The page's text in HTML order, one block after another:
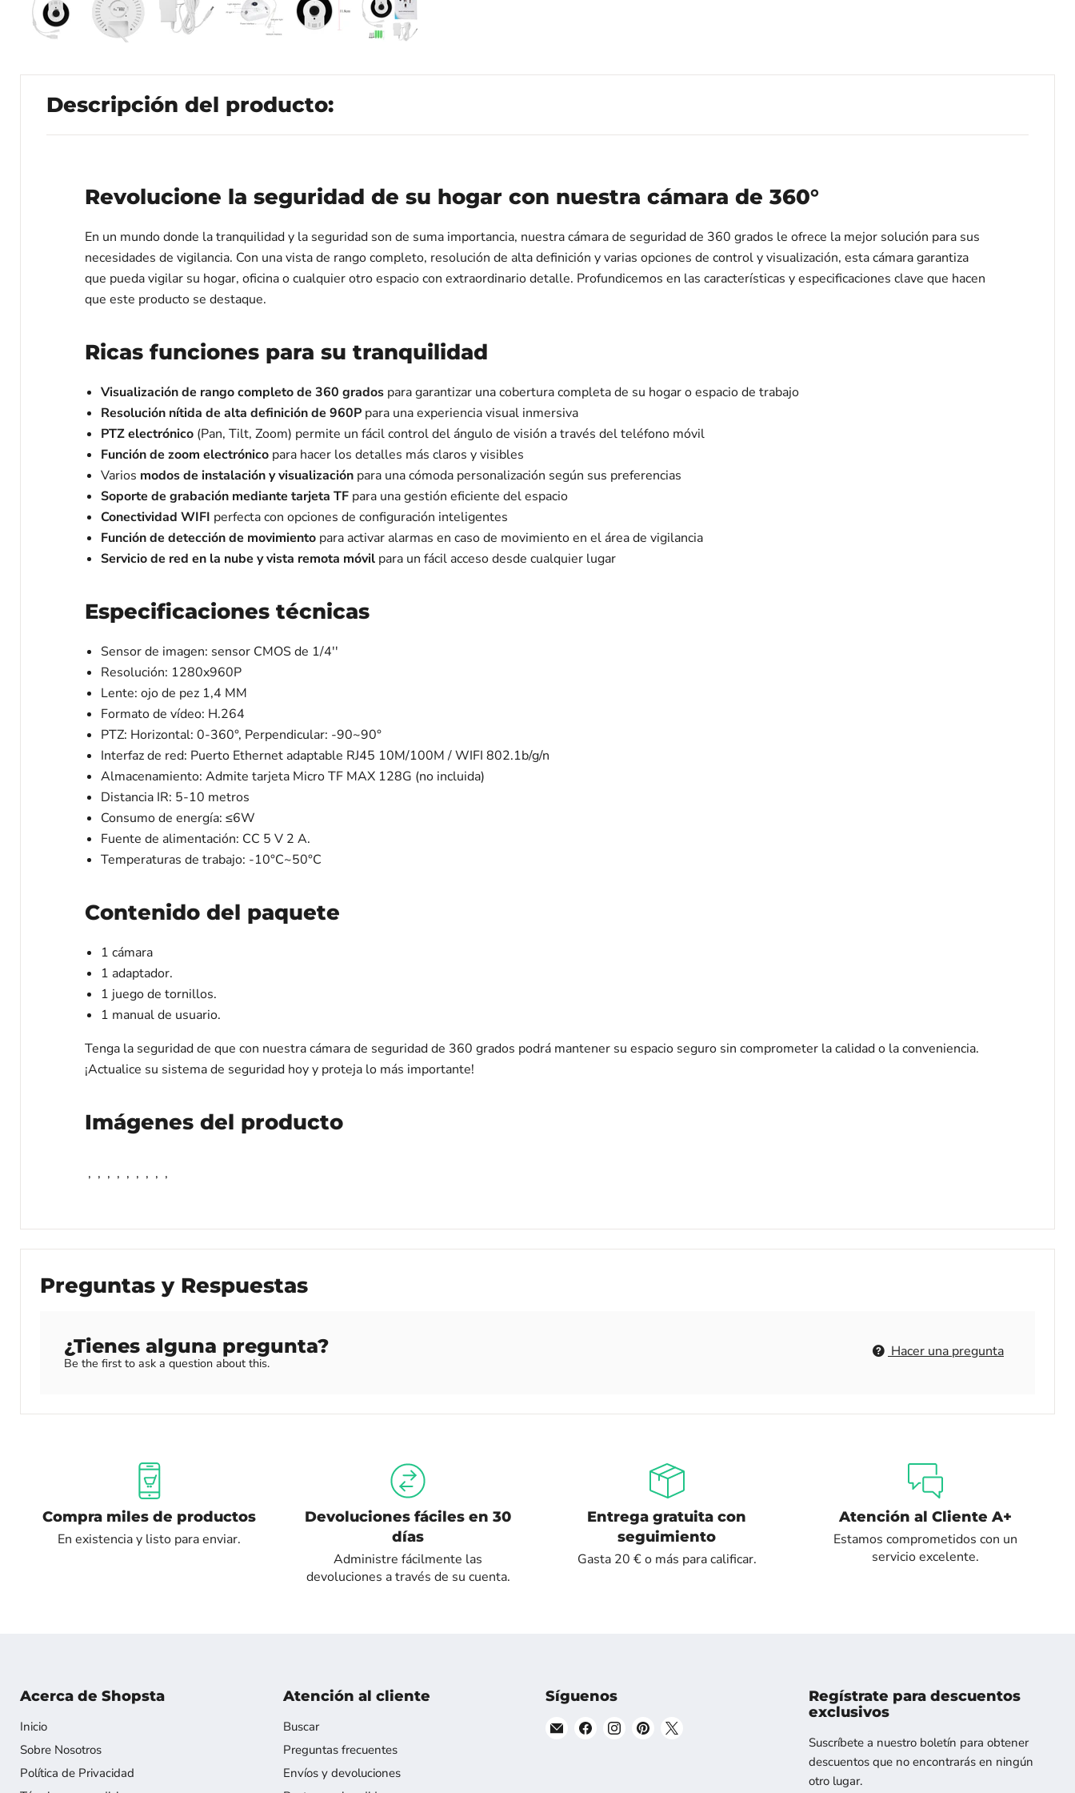
Descripción del producto:
Revolucione la seguridad de su hogar con nuestra cámara de 360°
En un mundo donde la tranquilidad y la seguridad son de suma importancia, nuestra cámara de seguridad de 360 ​​grados le ofrece la mejor solución para sus
necesidades de vigilancia. Con una vista de rango completo, resolución de alta definición y varias opciones de control y visualización, esta cámara garantiza
que pueda vigilar su hogar, oficina o cualquier otro espacio con extraordinario detalle. Profundicemos en las características y especificaciones clave que hacen
que este producto se destaque.
Ricas funciones para su tranquilidad
Visualización de rango completo de 360 ​​grados para garantizar una cobertura completa de su hogar o espacio de trabajo
Resolución nítida de alta definición de 960P para una experiencia visual inmersiva
PTZ electrónico (Pan, Tilt, Zoom) permite un fácil control del ángulo de visión a través del teléfono móvil
Función de zoom electrónico para hacer los detalles más claros y visibles
Varios modos de instalación y visualización para una cómoda personalización según sus preferencias
Soporte de grabación mediante tarjeta TF para una gestión eficiente del espacio
Conectividad WIFI perfecta con opciones de configuración inteligentes
Función de detección de movimiento para activar alarmas en caso de movimiento en el área de vigilancia
Servicio de red en la nube y vista remota móvil para un fácil acceso desde cualquier lugar
Especificaciones técnicas
Sensor de imagen: sensor CMOS de 1/4''
Resolución: 1280x960P
Lente: ojo de pez 1,4 MM
Formato de vídeo: H.264
PTZ: Horizontal: 0-360°, Perpendicular: -90~90°
Interfaz de red: Puerto Ethernet adaptable RJ45 10M/100M / WIFI 802.1b/g/n
Almacenamiento: Admite tarjeta Micro TF MAX 128G (no incluida)
Distancia IR: 5-10 metros
Consumo de energía: ≤6W
Fuente de alimentación: CC 5 V 2 A.
Temperaturas de trabajo: -10°C~50°C
Contenido del paquete
1 cámara
1 adaptador.
1 juego de tornillos.
1 manual de usuario.
Tenga la seguridad de que con nuestra cámara de seguridad de 360 ​​grados podrá mantener su espacio seguro sin comprometer la calidad o la conveniencia.
¡Actualice su sistema de seguridad hoy y proteja lo más importante!
Imágenes del producto
, , , , , , , , ,
Preguntas y Respuestas
¿Tienes alguna pregunta?
Be the first to ask a question about this.
Hacer una pregunta
Compra miles de productos
En existencia y listo para enviar.
Devoluciones fáciles en 30
días
Administre fácilmente las
devoluciones a través de su cuenta.
Entrega gratuita con
seguimiento
Gasta 20 € o más para calificar.
Atención al Cliente A+
Estamos comprometidos con un
servicio excelente.
Acerca de Shopsta
Inicio
Sobre Nosotros
Política de Privacidad
Atención al cliente
Buscar
Preguntas frecuentes
Envíos y devoluciones
Síguenos
Encuéntranos
Encuéntranos
EncuéntranosEncuéntranos
Regístrate para descuentos
exclusivos
Suscríbete a nuestro boletín para obtener
descuentos que no encontrarás en ningún
otro lugar.